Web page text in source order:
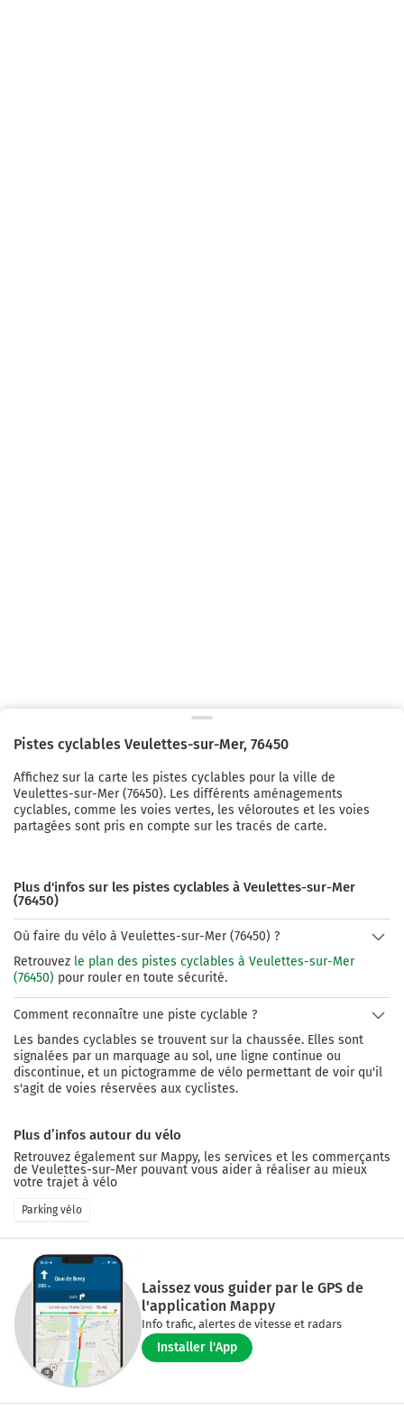
Pistes cyclables Veulettes-sur-Mer, 76450
Affichez sur la carte les pistes cyclables pour la ville de
Veulettes-sur-Mer(76450). Les différents aménagements
cyclables, comme les voies vertes, les véloroutes et les voies
partagées sont pris en compte sur les tracés de carte.
Plus d'infos sur les pistes cyclables à Veulettes-sur-Mer
(76450)
Où faire du vélo à Veulettes-sur-Mer (76450) ?
Retrouvez le plan des pistes cyclables à Veulettes-sur-Mer
(76450) pour rouler en toute sécurité.
Comment reconnaître une piste cyclable ?
Les bandes cyclables se trouvent sur la chaussée. Elles sont
signalées par un marquage au sol, une ligne continue ou
discontinue, et un pictogramme de vélo permettant de voir qu'il
s'agit de voies réservées aux cyclistes.
Plus d’infos autour du vélo
Retrouvez également sur Mappy, les services et les commerçants
de Veulettes-sur-Merpouvant vous aider à réaliser au mieux
votre trajet à vélo
Parking vélo
Laissez vous guider par le GPS de
l'application Mappy
Info trafic, alertes de vitesse et radars
Installer l'App